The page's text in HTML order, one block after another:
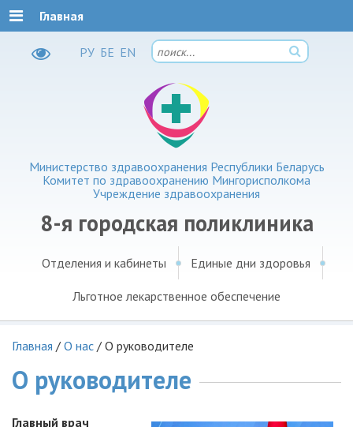
РУ БЕ EN
Министерство здравоохранения Республики Беларусь
Комитет по здравоохранению Мингорисполкома
Учреждение здравоохранения
8-я городская поликлиника
Главная
Отделения и кабинеты Единые дни здоровья
Льготное лекарственное обеспечение
Главная / О нас / О руководителе
О руководителе
Главный врач